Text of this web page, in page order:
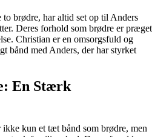
brødre, har altid set op til Anders
Deres forhold som brødre er præget
Christian er en omsorgsfuld og
bånd med Anders, der har styrket
En Stærk
kun et tæt bånd som brødre, men